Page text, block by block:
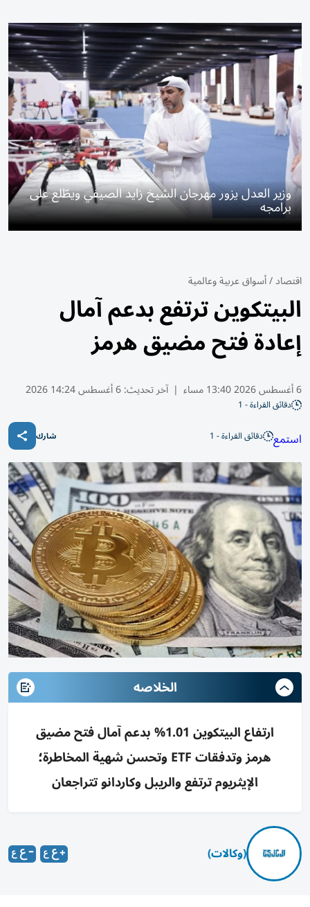
وزير العدل يزور مهرجان الشيخ زايد الصيفي ويطّلع على
برامجه
اقتصاد/أسواق عربية وعالمية
البيتكوين ترتفع بدعم آمال
إعادة فتح مضيق هرمز
6 أغسطس 2026 13:40 مساء | آخر تحديث:6 أغسطس 14:24 2026
دقائق القراءة - 1
استمع دقائق القراءة - 1 شارك
الخلاصه
ارتفاع البيتكوين 1.01% بدعم آمال فتح مضيق
هرمز وتدفقات ETF وتحسن شهية المخاطرة؛
الإيثريوم ترتفع والريبل وكاردانو تتراجعان
(وكالات)